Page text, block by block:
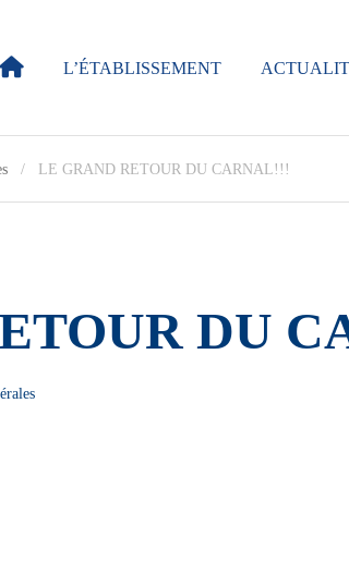
L’ÉTABLISSEMENT
LE GRAND RETOUR DU CARNAL!!!
DU